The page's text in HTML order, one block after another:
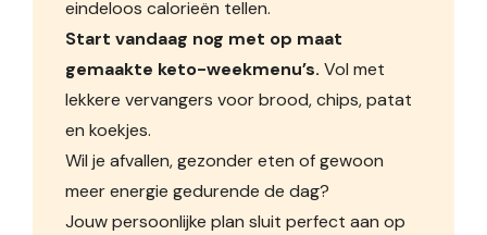
eindeloos calorieën tellen.
Start vandaag nog met op maat
gemaakte keto-weekmenu’s. Vol met
lekkere vervangers voor brood, chips, patat
en koekjes.
Wil je afvallen, gezonder eten of gewoon
meer energie gedurende de dag?
Jouw persoonlijke plan sluit perfect aan op